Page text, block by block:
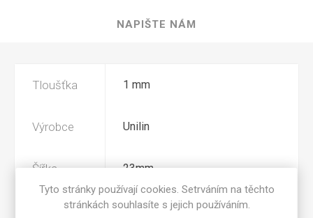
NAPIŠTE NÁM
Tloušťka 1 mm
Výrobce Unilin
Šířka 23mm
Povrchová
Tyto stránky používají cookies. Setrváním na těchto
stránkách souhlasíte s jejich používáním.